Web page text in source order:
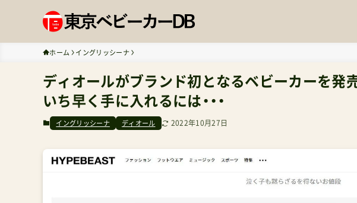
ホーム イングリッシーナ
ディオールがブランド初となるベビーカーを発
いち早く手に入れるには・・・
イングリッシーナ ディオール 2022年10月27日